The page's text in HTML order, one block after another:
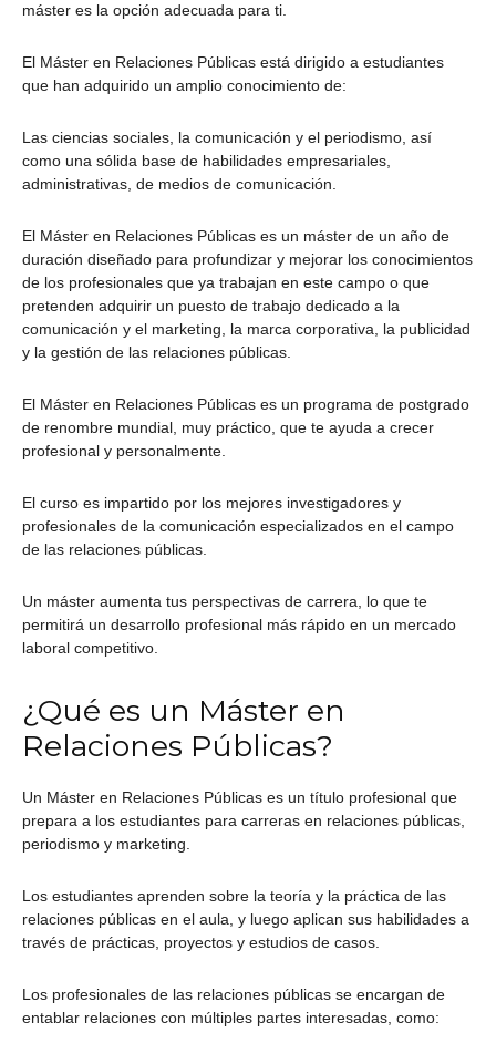
máster es la opción adecuada para ti.
El Máster en Relaciones Públicas está dirigido a estudiantes
que han adquirido un amplio conocimiento de:
Las ciencias sociales, la comunicación y el periodismo, así
como una sólida base de habilidades empresariales,
administrativas, de medios de comunicación.
El Máster en Relaciones Públicas es un máster de un año de
duración diseñado para profundizar y mejorar los conocimientos
de los profesionales que ya trabajan en este campo o que
pretenden adquirir un puesto de trabajo dedicado a la
comunicación y el marketing, la marca corporativa, la publicidad
y la gestión de las relaciones públicas.
El Máster en Relaciones Públicas es un programa de postgrado
de renombre mundial, muy práctico, que te ayuda a crecer
profesional y personalmente.
El curso es impartido por los mejores investigadores y
profesionales de la comunicación especializados en el campo
de las relaciones públicas.
Un máster aumenta tus perspectivas de carrera, lo que te
permitirá un desarrollo profesional más rápido en un mercado
laboral competitivo.
¿Qué es un Máster en
Relaciones Públicas?
Un Máster en Relaciones Públicas es un título profesional que
prepara a los estudiantes para carreras en relaciones públicas,
periodismo y marketing.
Los estudiantes aprenden sobre la teoría y la práctica de las
relaciones públicas en el aula, y luego aplican sus habilidades a
través de prácticas, proyectos y estudios de casos.
Los profesionales de las relaciones públicas se encargan de
entablar relaciones con múltiples partes interesadas, como: